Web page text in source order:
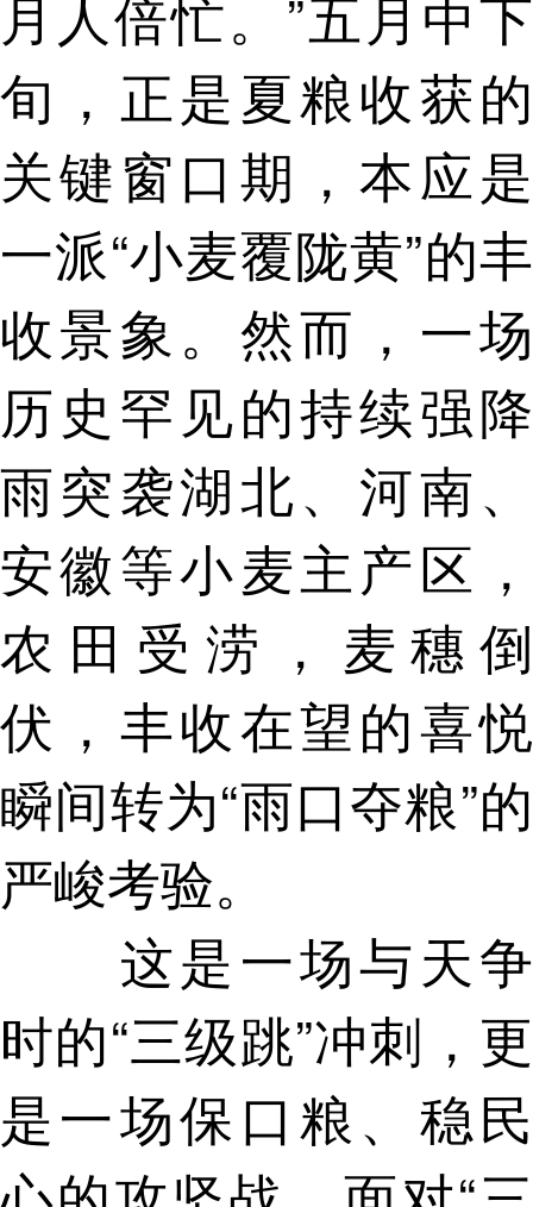
月人倍忙。”五月中下
旬，正是夏粮收获的
关键窗口期，本应是
一派“小麦覆陇黄”的丰
收景象。然而，一场
历史罕见的持续强降
雨突袭湖北、河南、
安徽等小麦主产区，
农田受涝，麦穗倒
伏，丰收在望的喜悦
瞬间转为“雨口夺粮”的
严峻考验。
这是一场与天争
时的“三级跳”冲刺，更
是一场保口粮、稳民